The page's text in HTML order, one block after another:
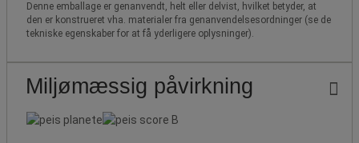
Denne emballage er genanvendt, helt eller delvist, hvilket betyder, at
den er konstrueret vha. materialer fra genanvendelsesordninger (se de
tekniske egenskaber for at få yderligere oplysninger).
Miljømæssig påvirkning